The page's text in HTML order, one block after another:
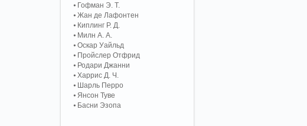
Гофман Э. Т.
Жан де Лафонтен
Киплинг Р. Д.
Милн А. А.
Оскар Уайльд
Пройслер Отфрид
Родари Джанни
Харрис Д. Ч.
Шарль Перро
Янсон Туве
Басни Эзопа